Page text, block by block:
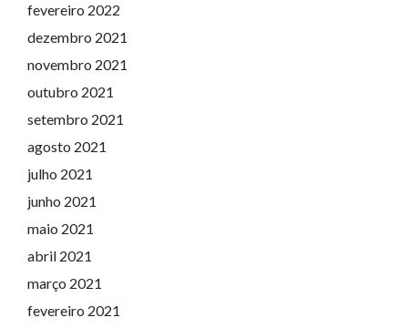
fevereiro 2022
dezembro 2021
novembro 2021
outubro 2021
setembro 2021
agosto 2021
julho 2021
junho 2021
maio 2021
abril 2021
março 2021
fevereiro 2021